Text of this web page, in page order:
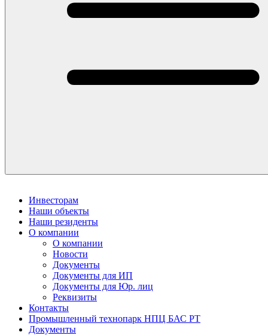
Инвесторам
Наши объекты
Наши резиденты
О компании
О компании
Новости
Документы
Документы для ИП
Документы для Юр. лиц
Реквизиты
Контакты
Промышленный технопарк НПЦ БАС РТ
Документы